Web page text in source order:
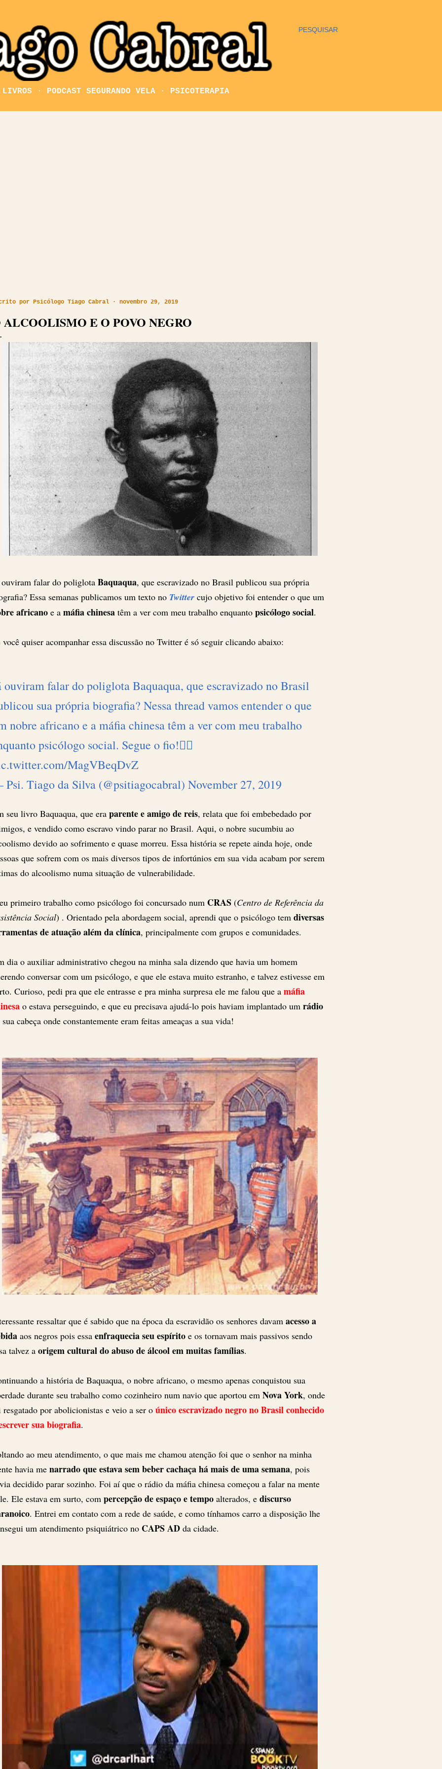
PESQUISAR
LIVROS PODCAST SEGURANDO VELA PSICOTERAPIA
por Psicólogo Tiago Cabral novembro 29, 2019
ALCOOLISMO E O POVO NEGRO
ouviram falar do poliglota Baquaqua, que escravizado no Brasil publicou sua própria
Essa semanas publicamos um texto no Twitter cujo objetivo foi entender o que um
africano e a máfia chinesa têm a ver com meu trabalho enquanto psicólogo social.
você quiser acompanhar essa discussão no Twitter é só seguir clicando abaixo:
ouviram falar do poliglota Baquaqua, que escravizado no Brasil
sua própria biografia? Nessa thread vamos entender o que
nobre africano e a máfia chinesa têm a ver com meu trabalho
psicólogo social. Segue o fio!👇🏾
MagVBeqDvZ
Tiago da Silva (@psitiagocabral) November 27, 2019
seu livro Baquaqua, que era parente e amigo de reis, relata que foi embebedado por
e vendido como escravo vindo parar no Brasil. Aqui, o nobre sucumbiu ao
devido ao sofrimento e quase morreu. Essa história se repete ainda hoje, onde
que sofrem com os mais diversos tipos de infortúnios em sua vida acabam por serem
do alcoolismo numa situação de vulnerabilidade.
primeiro trabalho como psicólogo foi concursado num CRAS (Centro de Referência da
Social) . Orientado pela abordagem social, aprendi que o psicólogo tem diversas
de atuação além da clínica, principalmente com grupos e comunidades.
dia o auxiliar administrativo chegou na minha sala dizendo que havia um homem
conversar com um psicólogo, e que ele estava muito estranho, e talvez estivesse em
Curioso, pedi pra que ele entrasse e pra minha surpresa ele me falou que a máfia
o estava perseguindo, e que eu precisava ajudá-lo pois haviam implantado um rádio
sua cabeça onde constantemente eram feitas ameaças a sua vida!
ressaltar que é sabido que na época da escravidão os senhores davam acesso a
aos negros pois essa enfraquecia seu espírito e os tornavam mais passivos sendo
talvez a origem cultural do abuso de álcool em muitas famílias.
a história de Baquaqua, o nobre africano, o mesmo apenas conquistou sua
durante seu trabalho como cozinheiro num navio que aportou em Nova York, onde
resgatado por abolicionistas e veio a ser o único escravizado negro no Brasil conhecido
sua biografia.
ao meu atendimento, o que mais me chamou atenção foi que o senhor na minha
havia me narrado que estava sem beber cachaça há mais de uma semana, pois
decidido parar sozinho. Foi aí que o rádio da máfia chinesa começou a falar na mente
Ele estava em surto, com percepção de espaço e tempo alterados, e discurso
. Entrei em contato com a rede de saúde, e como tínhamos carro a disposição lhe
um atendimento psiquiátrico no CAPS AD da cidade.